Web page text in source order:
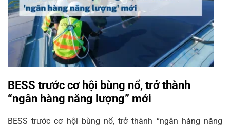
BESS trước cơ hội bùng nổ, trở thành
“ngân hàng năng lượng” mới
BESS trước cơ hội bùng nổ, trở thành “ngân hàng năng